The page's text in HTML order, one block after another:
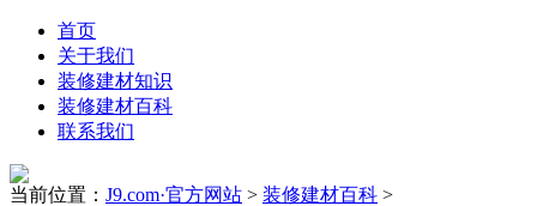
首页
关于我们
装修建材知识
装修建材百科
联系我们
当前位置： J9.com·官方网站 > 装修建材百科 >